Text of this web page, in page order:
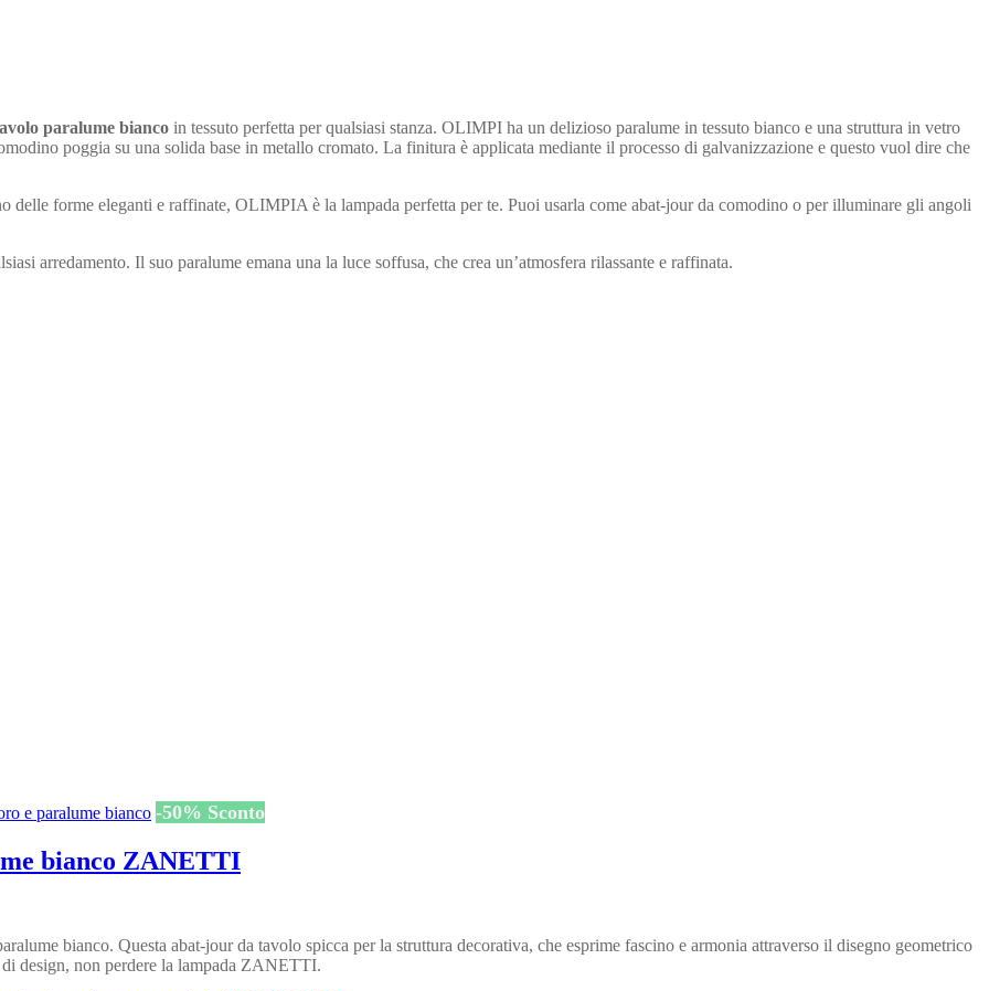
paralume bianco in tessuto perfetta per qualsiasi stanza. OLIMPI ha un delizioso paralume in tessuto bianco e una struttura in vetro
poggia su una solida base in metallo cromato. La finitura è applicata mediante il processo di galvanizzazione e questo vuol dire che
delle forme eleganti e raffinate, OLIMPIA è la lampada perfetta per te. Puoi usarla come abat-jour da comodino o per illuminare gli angoli
arredamento. Il suo paralume emana una la luce soffusa, che crea un’atmosfera rilassante e raffinata.
-50% Sconto
bianco ZANETTI
bianco. Questa abat-jour da tavolo spicca per la struttura decorativa, che esprime fascino e armonia attraverso il disegno geometrico
design, non perdere la lampada ZANETTI.